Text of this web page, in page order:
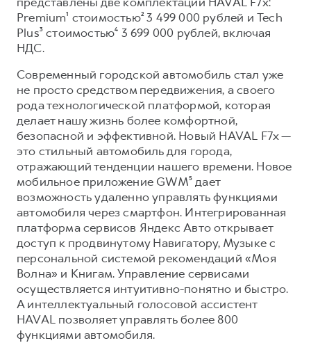
POER
от 3 449 000 ₽
Корпоративным клиентам
Крупным корпоративным клиентам
Система управления автопарком
Сервис для корпоративных клиентов
HAVAL Лизинг
АКСЕССУАРЫ HAVAL
Автомобильные аксессуары
Коллекция CITY
Коллекция Базовая
Коллекция Детская
Программа «HAVAL Защита+»
Руководства по эксплуатации
Подписки
АКСЕССУАРЫ HAVAL
Автомобильные аксессуары
Коллекция CITY
Коллекция Базовая
Коллекция Детская
Premium¹ стоимостью² 3 499 000 рублей и Tech
Plus³ стоимостью⁴ 3 699 000 рублей, включая
НДС.
Современный городской автомобиль стал уже
не просто средством передвижения, а своего
рода технологической платформой, которая
делает нашу жизнь более комфортной,
безопасной и эффективной. Новый HAVAL F7x —
это стильный автомобиль для города,
отражающий тенденции нашего времени. Новое
мобильное приложение GWM⁵ дает
возможность удаленно управлять функциями
автомобиля через смартфон. Интегрированная
платформа сервисов Яндекс Авто открывает
доступ к продвинутому Навигатору, Музыке с
персональной системой рекомендаций «Моя
Волна» и Книгам. Управление сервисами
осуществляется интуитивно-понятно и быстро.
А интеллектуальный голосовой ассистент
HAVAL позволяет управлять более 800
функциями автомобиля.